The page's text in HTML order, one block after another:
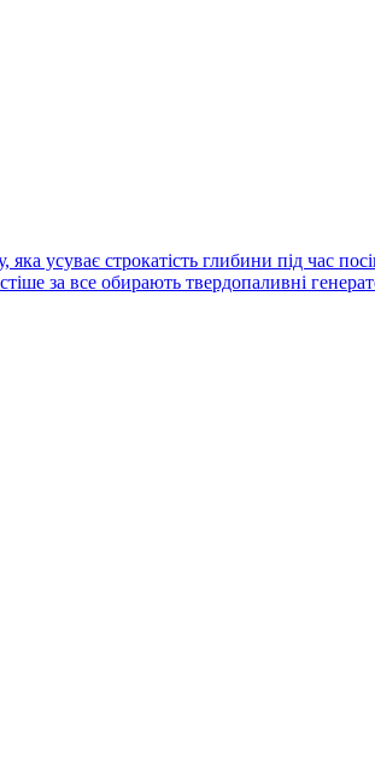
усуває строкатість глибини під час
за все обирають твердопаливні